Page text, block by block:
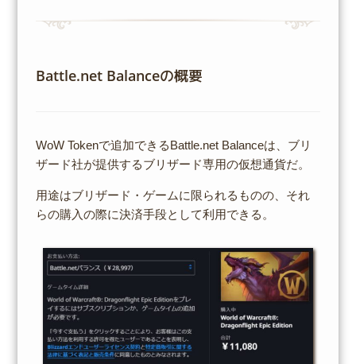
Battle.net Balanceの概要
WoW Tokenで追加できるBattle.net Balanceは、ブリ
ザード社が提供するブリザード専用の仮想通貨だ。
用途はブリザード・ゲームに限られるものの、それ
らの購入の際に決済手段として利用できる。